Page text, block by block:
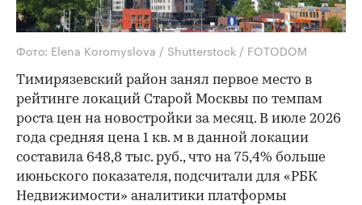
Фото: Elena Koromyslova / Shutterstock / FOTODOM
Тимирязевский район занял первое место в
рейтинге локаций Старой Москвы по темпам
роста цен на новостройки за месяц. В июле 2026
года средняя цена 1 кв. м в данной локации
составила 648,8 тыс. руб., что на 75,4% больше
июньского показателя, подсчитали для «РБК
Недвижимости» аналитики платформы